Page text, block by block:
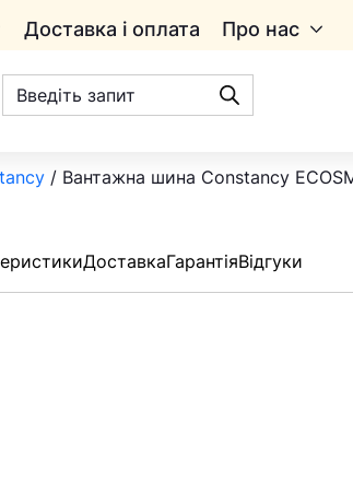
Доставка і оплата Про нас
Пошук
товарів
/ Вантажна шина Constancy
ДоставкаГарантіяВідгуки